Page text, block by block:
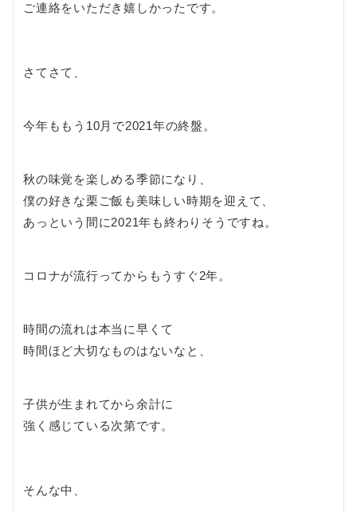
ご連絡をいただき嬉しかったです。
さてさて、
今年ももう10月で2021年の終盤。
秋の味覚を楽しめる季節になり、
僕の好きな栗ご飯も美味しい時期を迎えて、
あっという間に2021年も終わりそうですね。
コロナが流行ってからもうすぐ2年。
時間の流れは本当に早くて
時間ほど大切なものはないなと、
子供が生まれてから余計に
強く感じている次第です。
そんな中、